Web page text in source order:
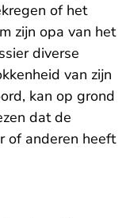
of het
zijn opa van het
diverse
van zijn
kan op grond
dat de
of anderen heeft